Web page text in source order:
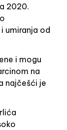
2020.
umiranja od
i mogu
na
najčešći je